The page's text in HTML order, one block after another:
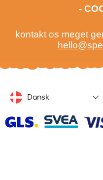
-
kontakt os meget
Dansk